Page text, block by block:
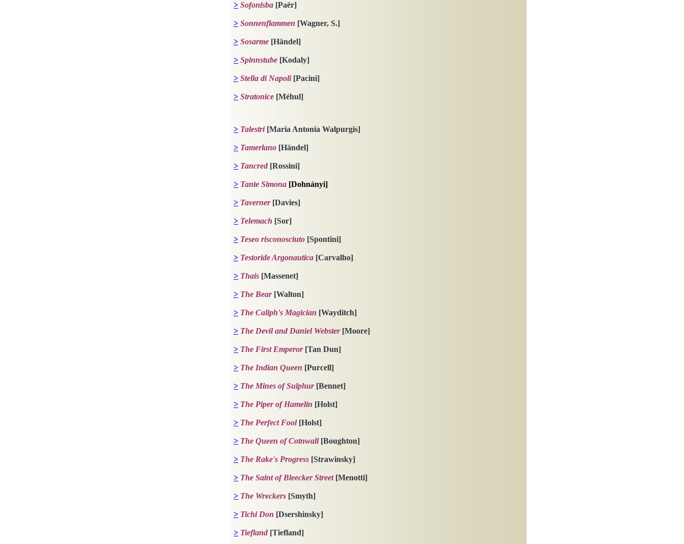
> Sofonisba [Paër]
> Sonnenflammen [Wagner, S.]
> Sosarme [Händel]
> Spinnstube [Kodaly]
> Stella di Napoli[Pacini]
> Stratonice [Méhul]
> Talestri [Maria Antonia Walpurgis]
> Tamerlano [Händel]
> Tancred [Rossini]
> Tante Simona [Dohnányi]
> Taverner[Davies]
> Telemach [Sor]
> Teseo risconosciuto [Spontini]
> Testoride Argonautica [Carvalho]
> Thais [Massenet]
> The Bear[Walton]
> The Caliph's Magician [Wayditch]
> The Devil and Daniel Webster [Moore]
> The First Emperor[Tan Dun]
> The Indian Queen [Purcell]
> The Mines of Sulphur [Bennet]
> The Piper of Hamelin [Holst]
> The Perfect Fool[Holst]
> The Queen of Cotnwall[Boughton]
> The Rake's Progress [Strawinsky]
> The Saint of Bleecker Street[Menotti]
> The Wreckers [Smyth]
> Tichi Don [Dsershinsky]
> Tiefland [Tiefland]